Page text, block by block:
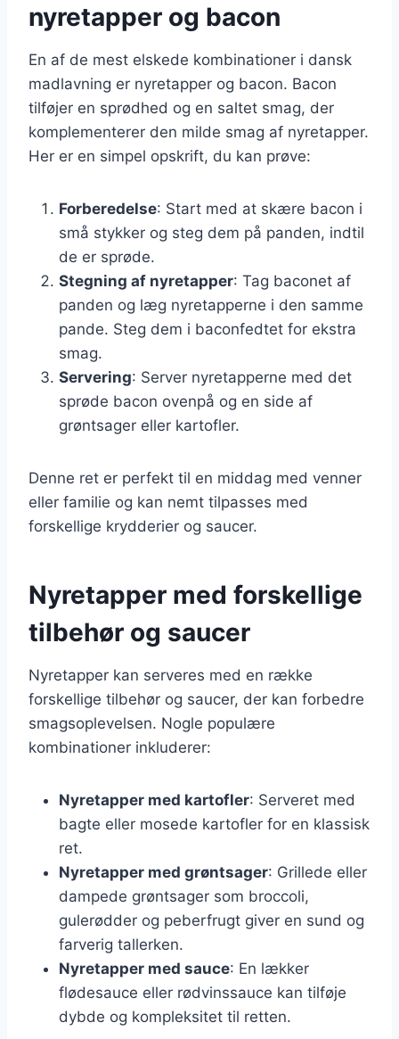
nyretapper og bacon
En af de mest elskede kombinationer i dansk
madlavning er nyretapper og bacon. Bacon
tilføjer en sprødhed og en saltet smag, der
komplementerer den milde smag af nyretapper.
Her er en simpel opskrift, du kan prøve:
Forberedelse: Start med at skære bacon i
små stykker og steg dem på panden, indtil
de er sprøde.
Stegning af nyretapper: Tag baconet af
panden og læg nyretapperne i den samme
pande. Steg dem i baconfedtet for ekstra
smag.
Servering: Server nyretapperne med det
sprøde bacon ovenpå og en side af
grøntsager eller kartofler.
Denne ret er perfekt til en middag med venner
eller familie og kan nemt tilpasses med
forskellige krydderier og saucer.
Nyretapper med forskellige
tilbehør og saucer
Nyretapper kan serveres med en række
forskellige tilbehør og saucer, der kan forbedre
smagsoplevelsen. Nogle populære
kombinationer inkluderer:
Nyretapper med kartofler: Serveret med
bagte eller mosede kartofler for en klassisk
ret.
Nyretapper med grøntsager: Grillede eller
dampede grøntsager som broccoli,
gulerødder og peberfrugt giver en sund og
farverig tallerken.
Nyretapper med sauce: En lækker
flødesauce eller rødvinssauce kan tilføje
dybde og kompleksitet til retten.